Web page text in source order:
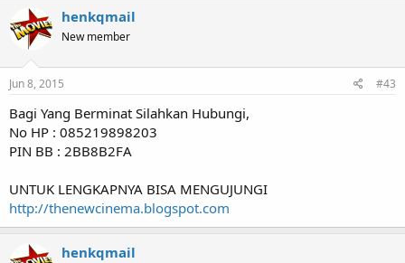
henkqmail
New member
Jun 8, 2015 #43
Bagi Yang Berminat Silahkan Hubungi,
No HP : 085219898203
PIN BB : 2BB8B2FA
UNTUK LENGKAPNYA BISA MENGUJUNGI
http://thenewcinema.blogspot.com
henkqmail